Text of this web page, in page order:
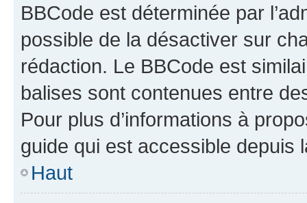
BBCode est déterminée par
possible de la désactiver sur
rédaction. Le BBCode est
balises sont contenues entre
Pour plus d’informations à
guide qui est accessible depuis
Haut